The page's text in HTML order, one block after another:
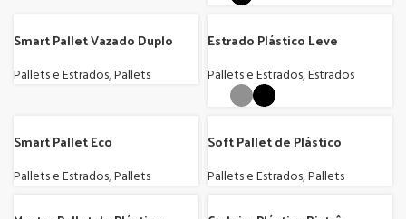
Smart Pallet Vazado Duplo
Pallets e Estrados,Pallets
Estrado Plástico Leve
Pallets e Estrados,Estrados
Smart Pallet Eco
Pallets e Estrados,Pallets
Soft Pallet de Plástico
Pallets e Estrados,Pallets